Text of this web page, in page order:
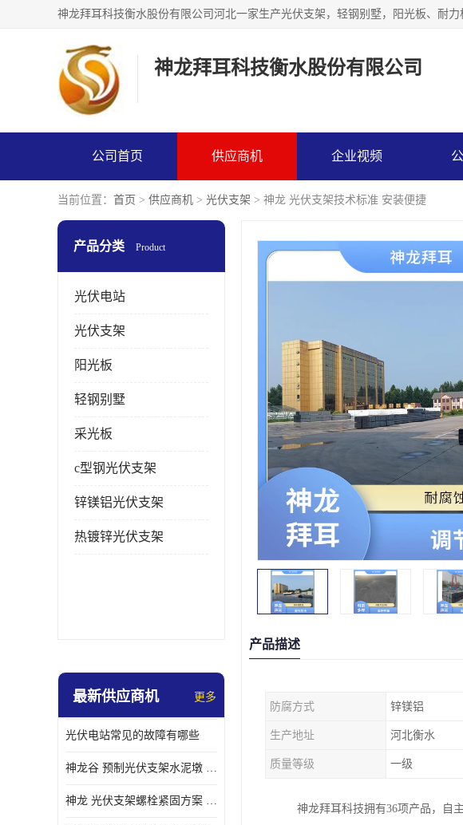
神龙拜耳科技衡水股份有限公司
公司首页 供应商机 企业视频
当前位置： 首页 > 供应商机 > 光伏支架 > 神龙 光伏支架技术标准 安装便捷
产品分类 Product
光伏电站
光伏支架
阳光板
轻钢别墅
采光板
c型钢光伏支架
锌镁铝光伏支架
热镀锌光伏支架
最新供应商机 更多
光伏电站常见的故障有哪些
神龙谷 预制光伏支架水泥墩 抗震性能优
神龙 光伏支架螺栓紧固方案 土地利用率高
产品描述
防腐方式 锌镁铝
生产地址 河北衡水
质量等级 一级
神龙拜耳科技拥有36项产品，自